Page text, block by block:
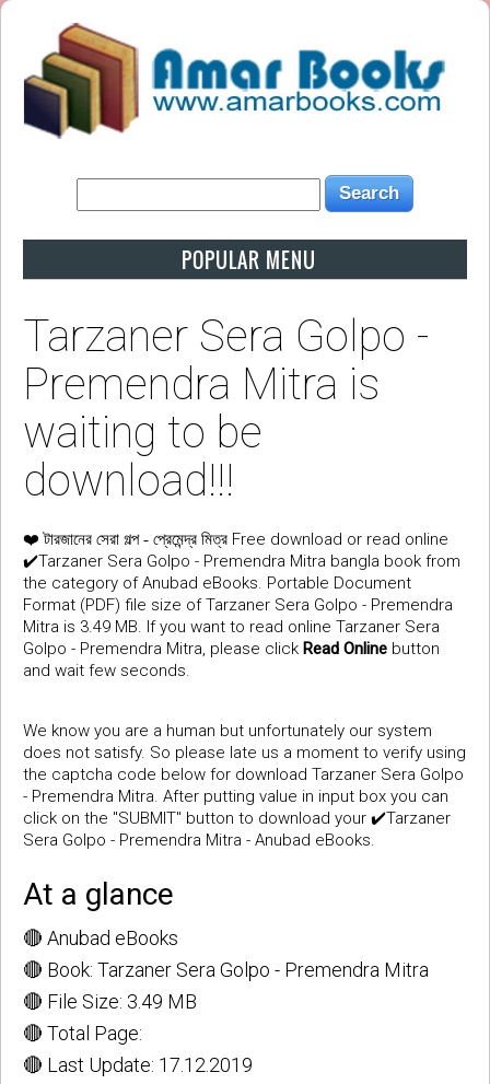
POPULAR MENU
Tarzaner Sera Golpo -
Premendra Mitra is
waiting to be
download!!!
❤️টারজানের সেরা গল্প - প্রেমেন্দ্র মিত্র Free download or read online
✔️Tarzaner Sera Golpo - Premendra Mitra bangla book from
the category of Anubad eBooks. Portable Document
Format (PDF) file size of Tarzaner Sera Golpo - Premendra
Mitra is 3.49 MB. If you want to read online Tarzaner Sera
Golpo - Premendra Mitra, please click Read Online button
and wait few seconds.
We know you are a human but unfortunately our system
does not satisfy. So please late us a moment to verify using
the captcha code below for download Tarzaner Sera Golpo
- Premendra Mitra. After putting value in input box you can
click on the "SUBMIT" button to download your ✔️Tarzaner
Sera Golpo - Premendra Mitra - Anubad eBooks.
At a glance
🔴 Anubad eBooks
🔴 Book: Tarzaner Sera Golpo - Premendra Mitra
🔴 File Size: 3.49 MB
🔴 Total Page:
🔴 Last Update: 17.12.2019